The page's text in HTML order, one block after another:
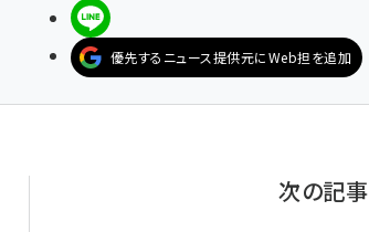
LINEで送る
優先するニュース提供元にWeb担を追加
次の記事